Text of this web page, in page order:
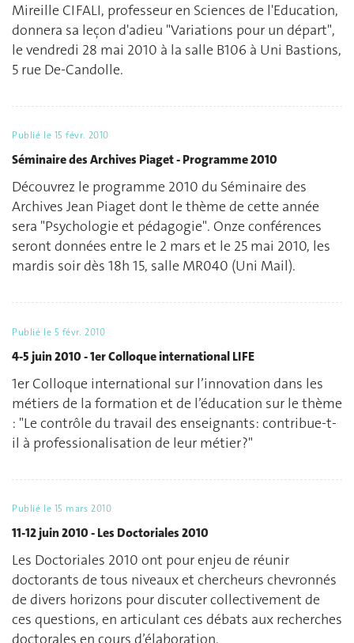
Mireille CIFALI, professeur en Sciences de l'Education,
donnera sa leçon d'adieu "Variations pour un départ",
le vendredi 28 mai 2010 à la salle B106 à Uni Bastions,
5 rue De-Candolle.
Publié le 15 févr. 2010
Séminaire des Archives Piaget - Programme 2010
Découvrez le programme 2010 du Séminaire des
Archives Jean Piaget dont le thème de cette année
sera "Psychologie et pédagogie". Onze conférences
seront données entre le 2 mars et le 25 mai 2010, les
mardis soir dès 18h 15, salle MR040 (Uni Mail).
Publié le 5 févr. 2010
4-5 juin 2010 - 1er Colloque international LIFE
1er Colloque international sur l’innovation dans les
métiers de la formation et de l’éducation sur le thème
: "Le contrôle du travail des enseignants: contribue-t-
il à professionalisation de leur métier ?"
Publié le 15 mars 2010
11-12 juin 2010 - Les Doctoriales 2010
Les Doctoriales 2010 ont pour enjeu de réunir
doctorants de tous niveaux et chercheurs chevronnés
de divers horizons pour discuter collectivement de
ces questions, en articulant ces débats aux recherches